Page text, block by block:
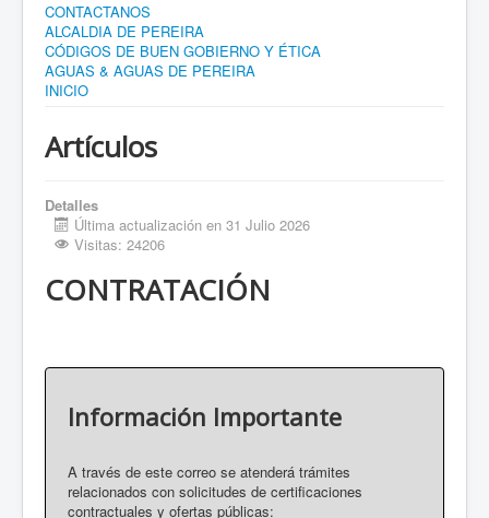
CONTACTANOS
ALCALDIA DE PEREIRA
CÓDIGOS DE BUEN GOBIERNO Y ÉTICA
AGUAS & AGUAS DE PEREIRA
INICIO
Artículos
Detalles
Última actualización en 31 Julio 2026
Visitas: 24206
CONTRATACIÓN
Información Importante
A través de este correo se atenderá trámites
relacionados con solicitudes de certificaciones
contractuales y ofertas públicas: